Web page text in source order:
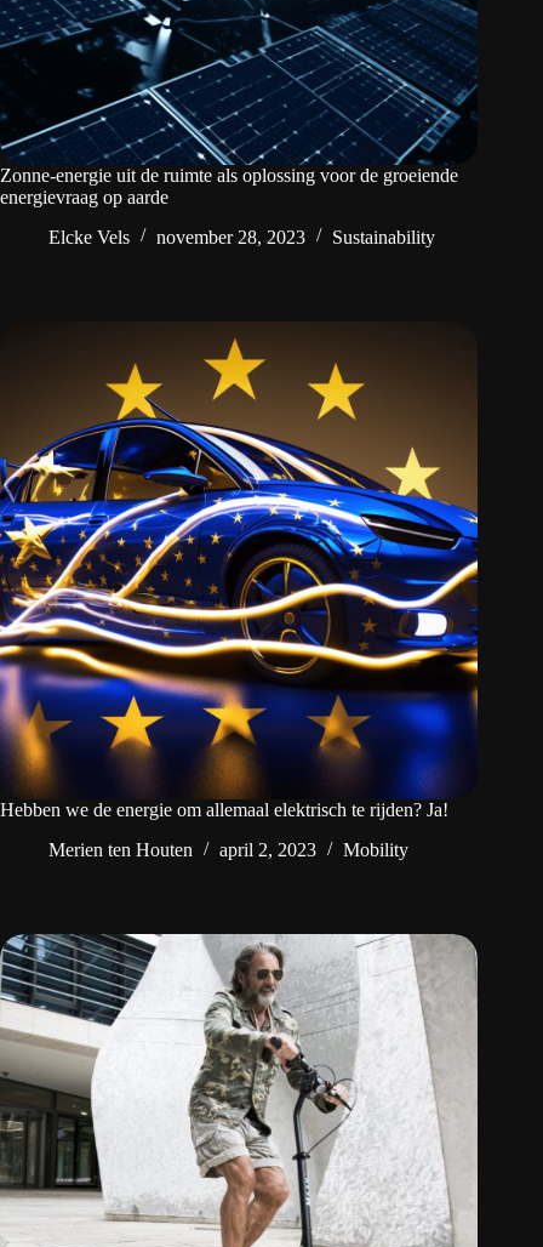
Zonne-energie uit de ruimte als oplossing voor de groeiende
energievraag op aarde
Elcke Vels
november 28, 2023 Sustainability
Hebben we de energie om allemaal elektrisch te rijden? Ja!
Merien ten Houten
april 2, 2023 Mobility